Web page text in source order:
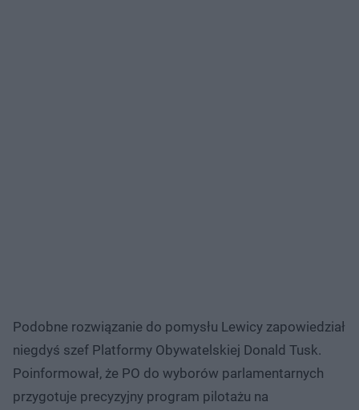
Podobne rozwiązanie do pomysłu Lewicy zapowiedział
niegdyś szef Platformy Obywatelskiej Donald Tusk.
Poinformował, że PO do wyborów parlamentarnych
przygotuje precyzyjny program pilotażu na